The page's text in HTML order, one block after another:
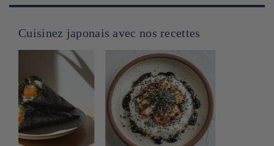
Cuisinez japonais avec nos recettes